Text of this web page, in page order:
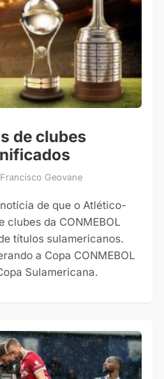
de clubes
Francisco Geovane
de que o Atlético-
clubes da CONMEBOL
títulos sulamericanos.
a Copa CONMEBOL
Sulamericana.